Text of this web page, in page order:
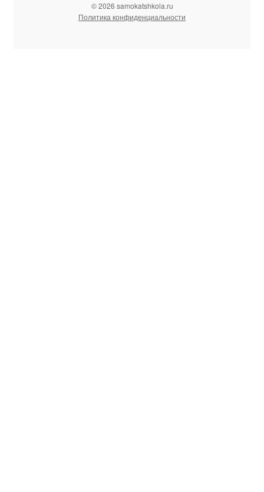
© 2026 samokatshkola.ru
Политика конфиденциальности